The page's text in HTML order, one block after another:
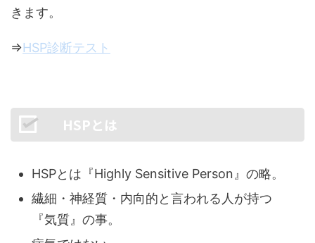
きます。
⇒HSP診断テスト
HSPとは
HSPとは『Highly Sensitive Person』の略。
繊細・神経質・内向的と言われる人が持つ
『気質』の事。